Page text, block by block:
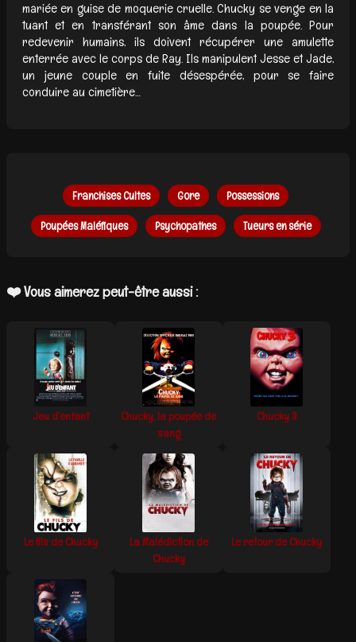
mariée en guise de moquerie cruelle. Chucky se venge en la
tuant et en transférant son âme dans la poupée. Pour
redevenir humains, ils doivent récupérer une amulette
enterrée avec le corps de Ray. Ils manipulent Jesse et Jade,
un jeune couple en fuite désespérée, pour se faire
conduire au cimetière…
Franchises Cultes Gore Possessions
Poupées Maléfiques Psychopathes Tueurs en série
❤️ Vous aimerez peut-être aussi :
Jeu d’enfant
Chucky, la poupée de
sang
Chucky 3
Le fils de Chucky
La Malédiction de
Chucky
Le retour de Chucky